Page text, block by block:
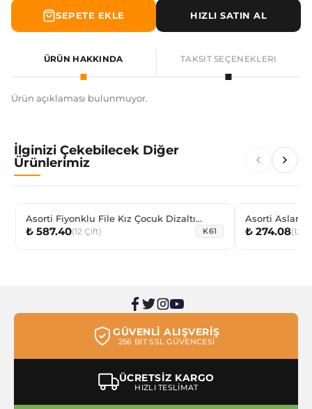
SEPETE EKLE HIZLI SATIN AL
ÜRÜN HAKKINDA TAKSIT SEÇENEKLERI
Ürün açıklaması bulunmuyor.
İlginizi Çekebilecek Diğer
Ürünlerimiz
Asorti Fiyonklu File Kız Çocuk Dizaltı
Çorap
₺ 587.40(12 Çift) K61
Asorti
Patik Çorabı
₺ 274.08(12
GÜVENLİ ALIŞVERİŞ
256 BİT SSL GÜVENCESİ
ÜCRETSİZ KARGO
HIZLI TESLİMAT